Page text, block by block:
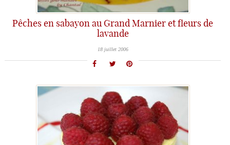
Pêches en sabayon au Grand Marnier et fleurs de
lavande
18 juillet 2006